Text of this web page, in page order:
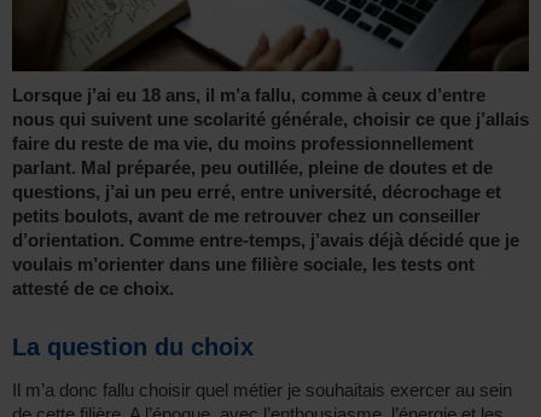
Lorsque j’ai eu 18 ans, il m’a fallu, comme à ceux d’entre
nous qui suivent une scolarité générale, choisir ce que j’allais
faire du reste de ma vie, du moins professionnellement
parlant. Mal préparée, peu outillée, pleine de doutes et de
questions, j’ai un peu erré, entre université, décrochage et
petits boulots, avant de me retrouver chez un conseiller
d’orientation. Comme entre-temps, j’avais déjà décidé que je
voulais m’orienter dans une filière sociale, les tests ont
attesté de ce choix.
La question du choix
Il m’a donc fallu choisir quel métier je souhaitais exercer au sein